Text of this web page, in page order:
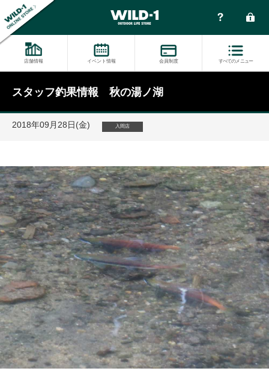
店舗情報 イベント情報 会員制度 すべてのメニュー
スタッフ釣果情報 秋の湯ノ湖
2018年09月28日(金) 入間店